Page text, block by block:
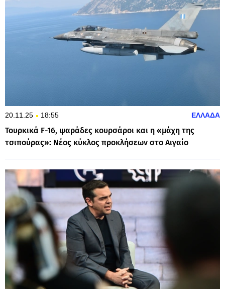
20.11.25 18:55 ΕΛΛΑΔΑ
Τουρκικά F-16, ψαράδες κουρσάροι και η «μάχη της
τσιπούρας»: Νέος κύκλος προκλήσεων στο Αιγαίο